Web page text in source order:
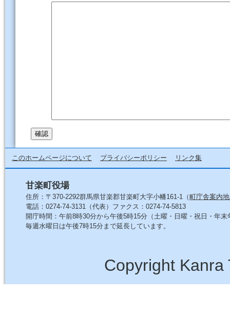
このホームページについて プライバシーポリシー リンク集
甘楽町役場
住所：〒370-2292群馬県甘楽郡甘楽町大字小幡161-1（町庁舎案内
電話：0274-74-3131（代表）ファクス：0274-74-5813
開庁時間：午前8時30分から午後5時15分（土曜・日曜・祝日・年末
毎週水曜日は午後7時15分まで延長しています。
Copyright Kanra